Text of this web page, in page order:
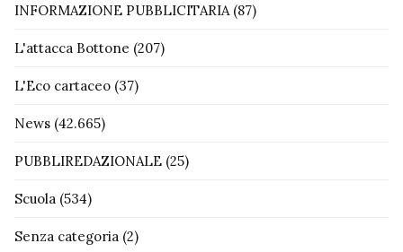
INFORMAZIONE PUBBLICITARIA(87)
L'attacca Bottone (207)
L'Eco cartaceo (37)
News (42.665)
PUBBLIREDAZIONALE (25)
Scuola (534)
Senza categoria (2)